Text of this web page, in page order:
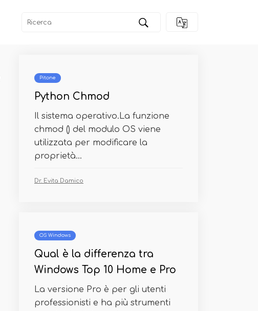
Pitone
Python Chmod
Il sistema operativo.La funzione
chmod () del modulo OS viene
utilizzata per modificare la
proprietà...
Dr. Evita Damico
OS Windows
Qual è la differenza tra
Windows Top 10 Home e Pro
La versione Pro è per gli utenti
professionisti e ha più strumenti